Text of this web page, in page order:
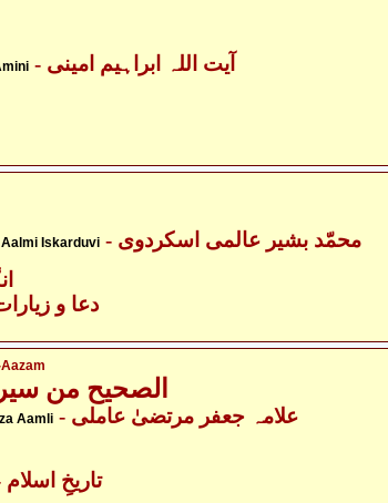
- آیت اللہ ابراہیم امینی
Iskarduvi
- دعا و
الصحیح من
Aamli
- تاریخِ اسلام